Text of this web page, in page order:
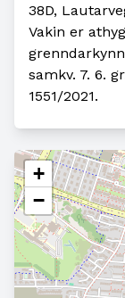
38D,
Vakin er
samkv. 7. 6.
1551/2021.
+
−